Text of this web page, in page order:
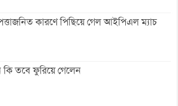
কারণে পিছিয়ে গেল আইপিএল ম্যাচ
কি তবে ফুরিয়ে গেলেন